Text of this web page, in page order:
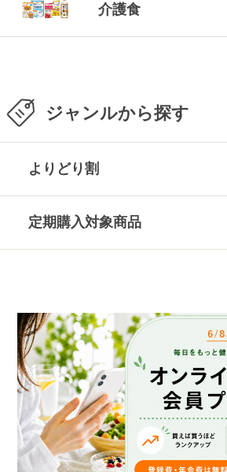
介護食
ジャンルから探す
よりどり割
定期購入対象商品